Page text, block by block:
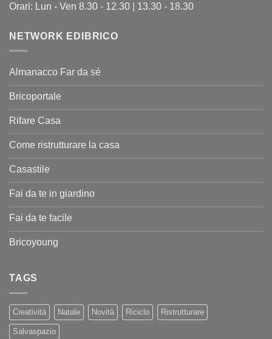
Orari: Lun - Ven 8.30 - 12.30 | 13.30 - 18.30
NETWORK EDIBRICO
Almanacco Far da sé
Bricoportale
Rifare Casa
Come ristrutturare la casa
Casastile
Fai da te in giardino
Fai da te facile
Bricoyoung
TAGS
Creatività Natale Novità Riciclo Ristrutturare
Salvaspazio